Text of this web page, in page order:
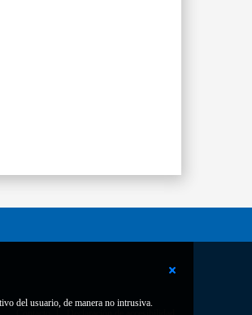
del usuario, de manera no intrusiva.